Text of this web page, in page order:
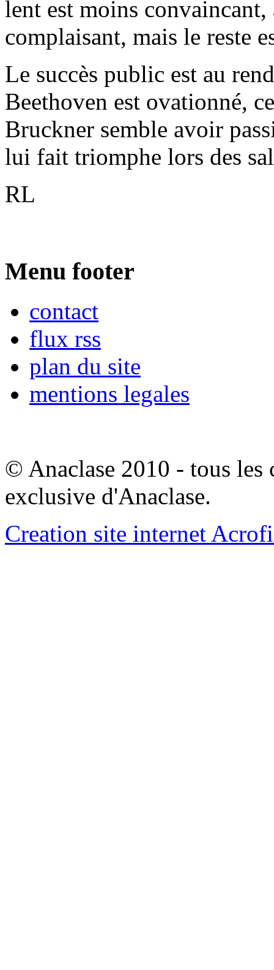
lent est moins convaincant,
complaisant, mais le reste
Le succès public est au
Beethoven est ovationné,
Bruckner semble avoir
lui fait triomphe lors des
RL
Menu footer
contact
flux rss
plan du site
mentions legales
© Anaclase 2010 - tous les
exclusive d'Anaclase.
Creation site internet